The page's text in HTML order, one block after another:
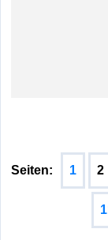
Seiten: 1 2